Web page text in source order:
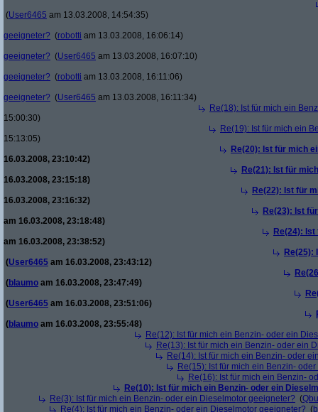
(User6465 am 13.03.2008, 14:54:35)
geeigneter? (robotti am 13.03.2008, 16:06:14)
geeigneter? (User6465 am 13.03.2008, 16:07:10)
geeigneter? (robotti am 13.03.2008, 16:11:06)
geeigneter? (User6465 am 13.03.2008, 16:11:34)
Re(18): Ist für mich ein
15:00:30)
Re(19): Ist für mich ein
15:13:05)
Re(20): Ist für mich
16.03.2008, 23:10:42)
Re(21): Ist für
16.03.2008, 23:15:18)
Re(22): Ist für
16.03.2008, 23:16:32)
Re(23): Ist
am 16.03.2008, 23:18:48)
Re(24):
am 16.03.2008, 23:38:52)
Re(25):
(User6465 am 16.03.2008, 23:43:12)
(blaumo am 16.03.2008, 23:47:49)
(User6465 am 16.03.2008, 23:51:06)
(blaumo am 16.03.2008, 23:55:48)
Re(12): Ist für mich ein Benzin- oder ein
Re(13): Ist für mich ein Benzin- oder ein
Re(14): Ist für mich ein Benzin- oder
Re(15): Ist für mich ein Benzin-
Re(16): Ist für mich ein Benzin-
Re(10): Ist für mich ein Benzin- oder ein
Re(3): Ist für mich ein Benzin- oder ein Dieselmotor geeigneter? (
Re(4): Ist für mich ein Benzin- oder ein Dieselmotor geeigneter? (